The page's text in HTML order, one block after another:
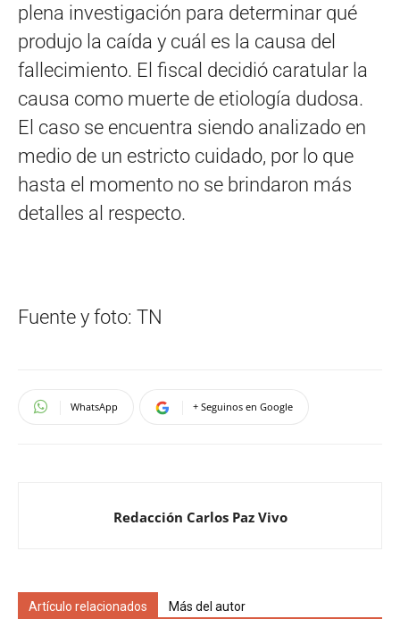
plena investigación para determinar qué
produjo la caída y cuál es la causa del
fallecimiento. El fiscal decidió caratular la
causa como muerte de etiología dudosa.
El caso se encuentra siendo analizado en
medio de un estricto cuidado, por lo que
hasta el momento no se brindaron más
detalles al respecto.
Fuente y foto: TN
WhatsApp + Seguinos en Google
Redacción Carlos Paz Vivo
Artículo relacionados Más del autor